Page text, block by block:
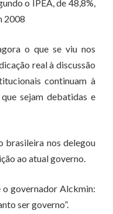
o IPEA, de 48,8%,
2008
o que se viu nos
real à discussão
continuam à
sejam debatidas e
brasileira nos delegou
ao atual governo.
o governador Alckmin:
ser governo”.